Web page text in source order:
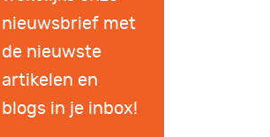
nieuwsbrief met
de nieuwste
artikelen en
blogs in je inbox!